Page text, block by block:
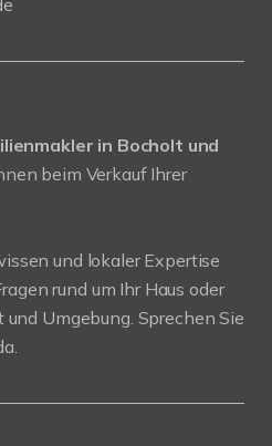
in Bocholt und
beim Verkauf Ihrer
und lokaler Expertise
rund um Ihr Haus oder
Umgebung. Sprechen Sie